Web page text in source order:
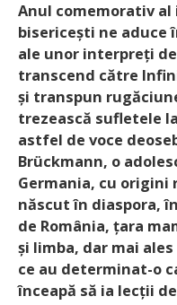
Anul comemorativ
bisericești ne aduce
ale unor interpreți
transcend către
și transpun
trezească sufletele
astfel de voce
Brückmann, o
Germania, cu origini
născut în diaspora,
de România, țara
și limba, dar mai
ce au determinat-o
înceapă să ia lecții